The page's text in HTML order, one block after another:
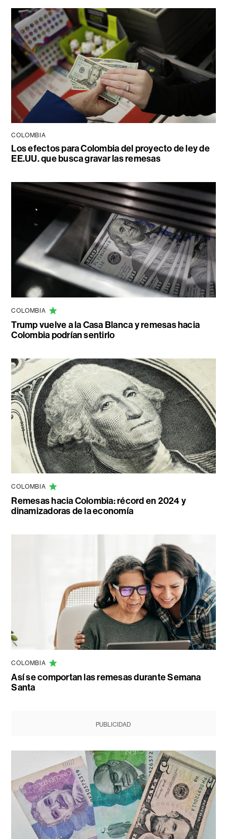
COLOMBIA
Los efectos para Colombia del proyecto de ley de
EE.UU. que busca gravar las remesas
COLOMBIA
Trump vuelve a la Casa Blanca y remesas hacia
Colombia podrían sentirlo
COLOMBIA
Remesas hacia Colombia: récord en 2024 y
dinamizadoras de la economía
COLOMBIA
Así se comportan las remesas durante Semana
Santa
PUBLICIDAD